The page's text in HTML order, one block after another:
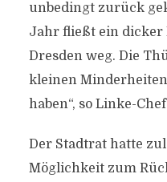
unbedingt zurück
Jahr fließt ein dicker
Dresden weg. Die
kleinen
haben“, so Linke-
Der Stadtrat hatte
Möglichkeit zum